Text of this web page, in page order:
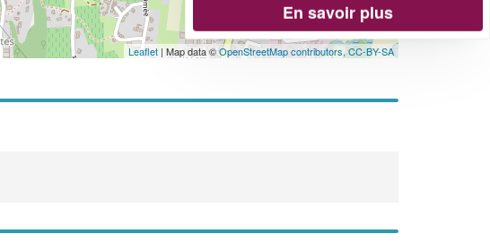
Leaflet | Map data ©OpenStreetMap contributors,CC-BY-SA
En savoir plus